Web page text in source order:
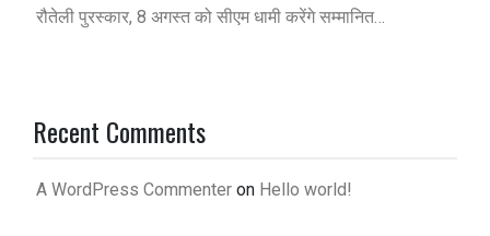
रौतेली पुरस्कार, 8 अगस्त को सीएम धामी करेंगे सम्मानित…
Recent Comments
A WordPress Commenter on Hello world!